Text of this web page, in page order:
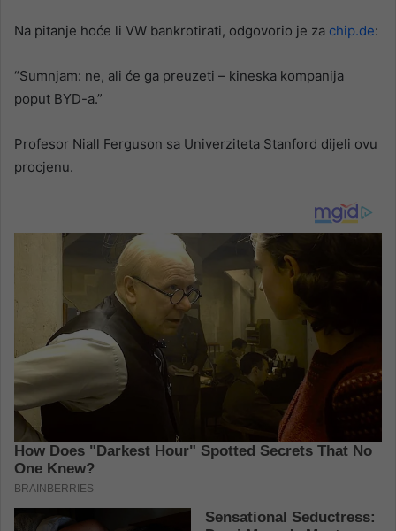
Na pitanje hoće li VW bankrotirati, odgovorio je za chip.de:
“Sumnjam: ne, ali će ga preuzeti – kineska kompanija
poput BYD-a.”
Profesor Niall Ferguson sa Univerziteta Stanford dijeli ovu
procjenu.